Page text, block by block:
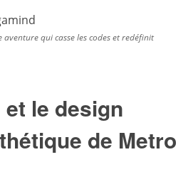
qui casse les codes et redéfinit
et le design
de Metro